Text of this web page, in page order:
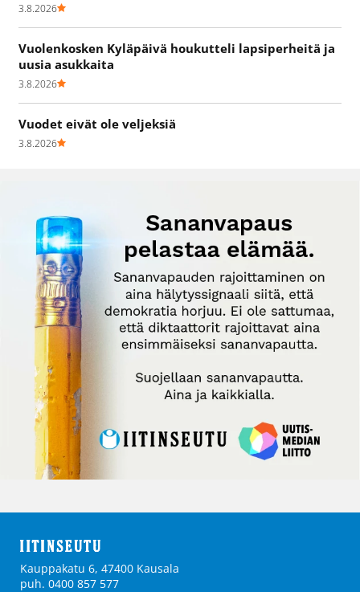
3.8.2026
Vuolenkosken Kyläpäivä houkutteli lapsiperheitä ja
uusia asukkaita
3.8.2026
Vuodet eivät ole veljeksiä
3.8.2026
Kauppakatu 6, 47400 Kausala
puh. 0400 857 577